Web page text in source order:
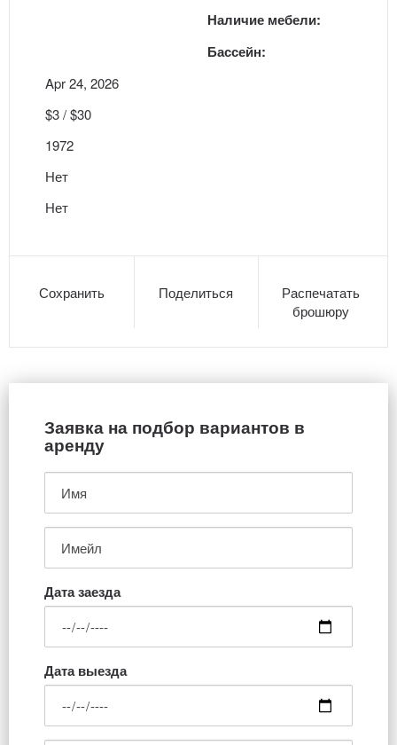
Наличие мебели:
Бассейн:
Apr 24, 2026
$3 / $30
1972
Нет
Нет
Сохранить Поделиться
Распечатать
брошюру
Заявка на подбор вариантов в
аренду
Дата заезда
Дата выезда